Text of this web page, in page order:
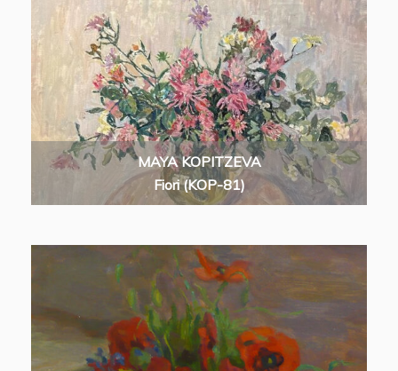
MAYA KOPITZEVA
Fiori (KOP-81)